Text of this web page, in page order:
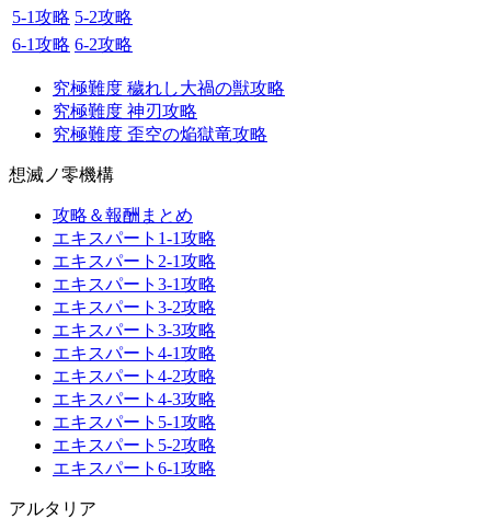
5-1攻略 5-2攻略
6-1攻略 6-2攻略
究極難度 穢れし大禍の獣攻略
究極難度 神刃攻略
究極難度 歪空の焔獄竜攻略
想滅ノ零機構
攻略＆報酬まとめ
エキスパート1-1攻略
エキスパート2-1攻略
エキスパート3-1攻略
エキスパート3-2攻略
エキスパート3-3攻略
エキスパート4-1攻略
エキスパート4-2攻略
エキスパート4-3攻略
エキスパート5-1攻略
エキスパート5-2攻略
エキスパート6-1攻略
アルタリア